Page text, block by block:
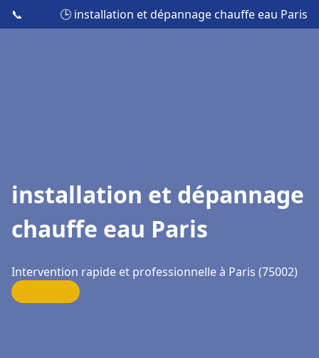
📞 🕒 installation et dépannage chauffe eau Paris
installation et dépannage
chauffe eau Paris
Intervention rapide et professionnelle à Paris (75002)